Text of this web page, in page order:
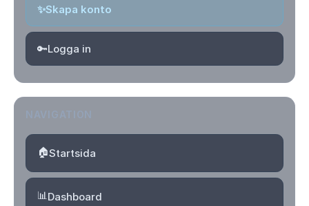
✨Skapa konto
🔑Logga in
🏠Startsida
📊Dashboard